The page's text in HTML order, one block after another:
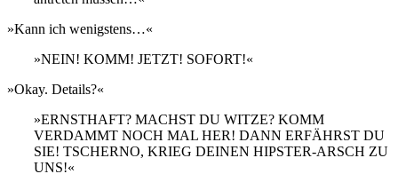
»Kann ich wenigstens…«
»NEIN! KOMM! JETZT! SOFORT!«
»Okay. Details?«
»ERNSTHAFT? MACHST DU WITZE? KOMM
VERDAMMT NOCH MAL HER! DANN ERFÄHRST DU
SIE! TSCHERNO, KRIEG DEINEN HIPSTER-ARSCH ZU
UNS!«